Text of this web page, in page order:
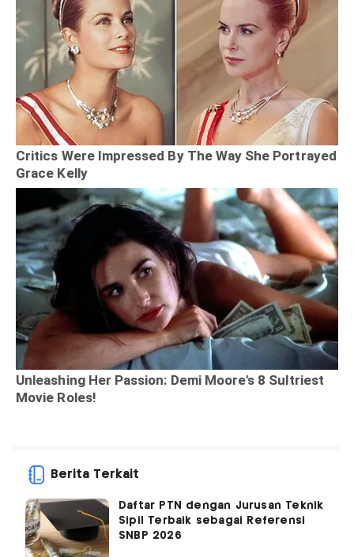
Berita Terkait
Daftar PTN dengan Jurusan Teknik
Sipil Terbaik sebagai Referensi
SNBP 2026